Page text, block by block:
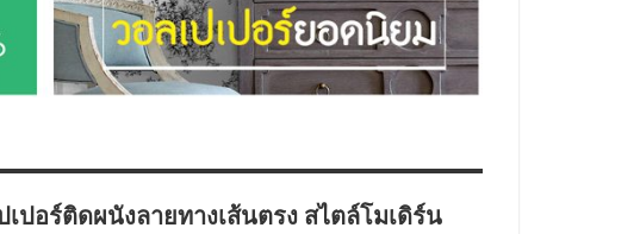
เปอร์ติดผนังลายทางเส้นตรง สไตล์โมเดิร์น